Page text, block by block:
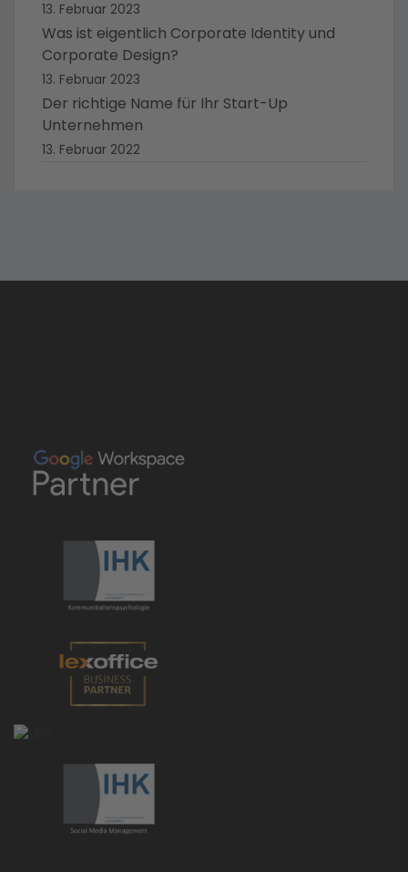
13. Februar 2023
Was ist eigentlich Corporate Identity und
Corporate Design?
13. Februar 2023
Der richtige Name für Ihr Start-Up
Unternehmen
13. Februar 2022